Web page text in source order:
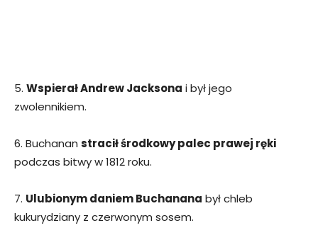
5. Wspierał Andrew Jacksona i był jego
zwolennikiem.
6. Buchanan stracił środkowy palec prawej ręki
podczas bitwy w 1812 roku.
7. Ulubionym daniem Buchanana był chleb
kukurydziany z czerwonym sosem.